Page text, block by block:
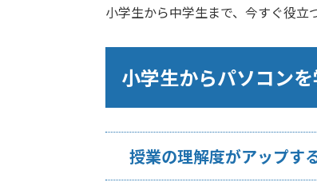
小学生から中学生まで、今すぐ役立
小学生からパソコン
授業の理解度がアップす